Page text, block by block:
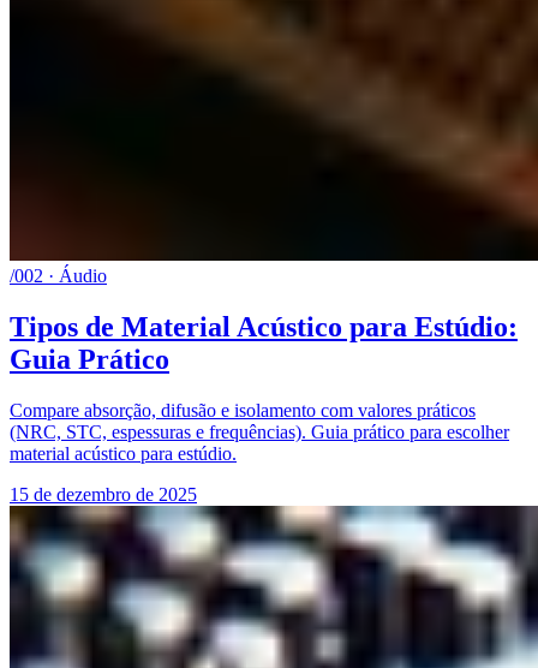
/002 · Áudio
Tipos de Material Acústico para Estúdio:
Guia Prático
Compare absorção, difusão e isolamento com valores práticos
(NRC, STC, espessuras e frequências). Guia prático para escolher
material acústico para estúdio.
15 de dezembro de 2025